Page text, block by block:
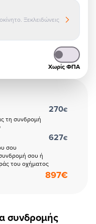
Ξεκλειδώνεις
Χωρίς ΦΠΑ
τη συνδρομή
270€
σου
σου ή
του οχήματος
627€
897€
συνδρομής